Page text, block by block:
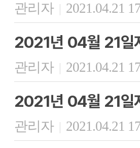
관리자 | 2021.04.21
2021년 04월 21일
관리자 | 2021.04.21
2021년 04월 21일
관리자 | 2021.04.21